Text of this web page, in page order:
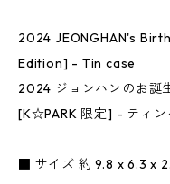
2024 JEONGHAN's
Edition] - Tin case
2024 ジョンハンのお誕
[K☆PARK 限定] - ティン
■ サイズ 約 9.8 x 6.3 x